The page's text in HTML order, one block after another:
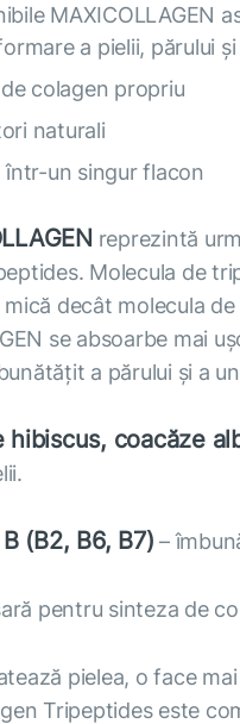
MAXICOLLAGEN
a pielii, părului
colagen propriu
naturali
într-un singur flacon
reprezintă
Molecula de
decât molecula
se absoarbe mai
a părului și a
coacăze
(В2, В6, В7) –
pentru sinteza de
pielea, o face
Tripeptides este